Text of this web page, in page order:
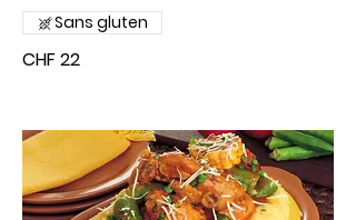
CHF 22
Sans gluten